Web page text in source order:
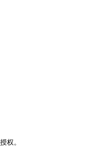
权。